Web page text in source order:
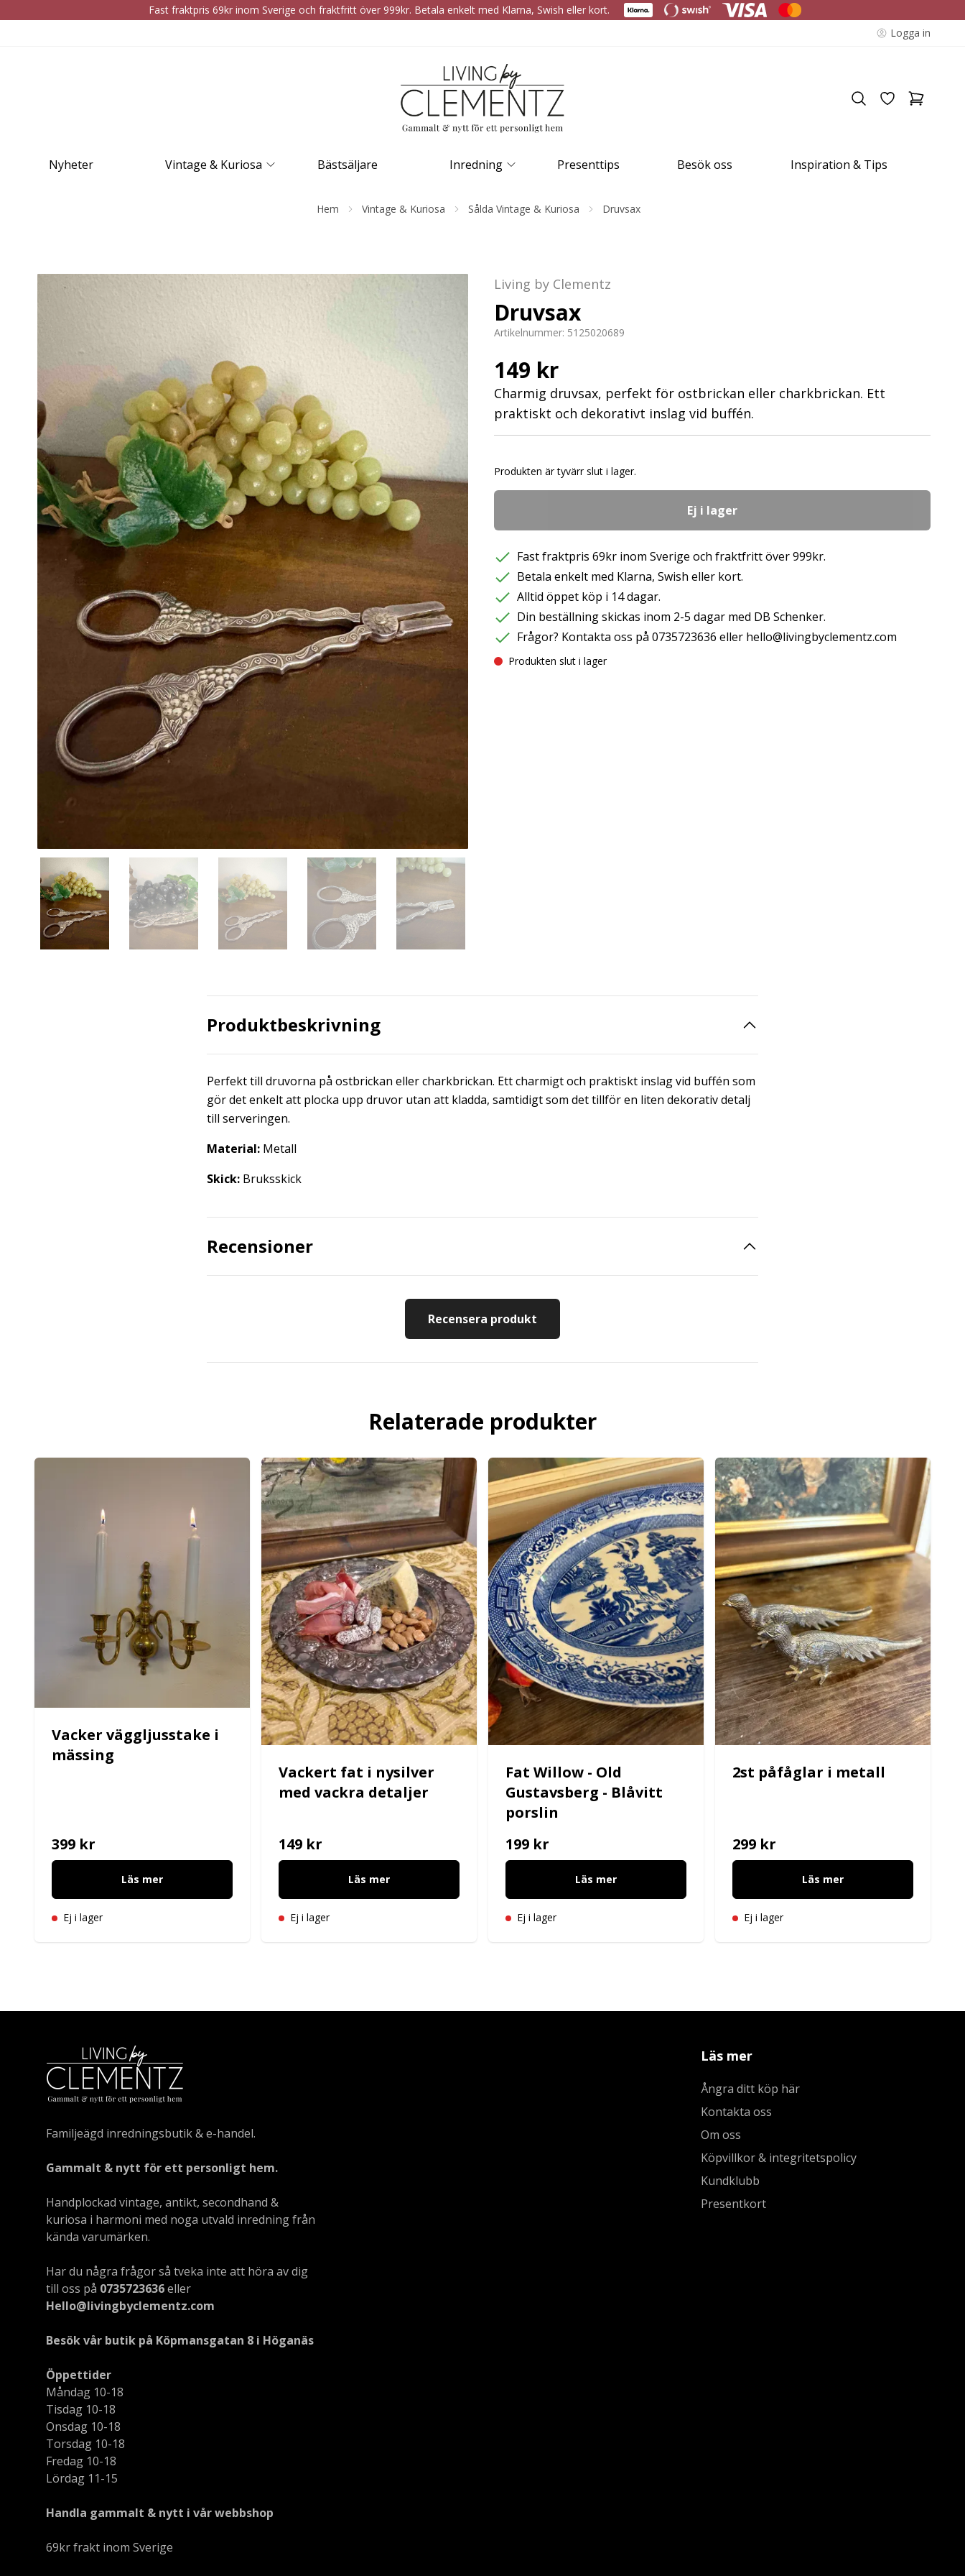
Fast fraktpris 69kr inom Sverige och fraktfritt över 999kr. Betala enkelt med Klarna, Swish eller kort.
Logga in
Nyheter Vintage & Kuriosa Bästsäljare Inredning Presenttips Besök oss Inspiration & Tips
Hem Vintage & Kuriosa Sålda Vintage & Kuriosa Druvsax
Living by Clementz
Druvsax
Artikelnummer: 5125020689
149 kr
Charmig druvsax, perfekt för ostbrickan eller charkbrickan. Ett
praktiskt och dekorativt inslag vid buffén.
Produkten är tyvärr slut i lager.
Ej i lager
Fast fraktpris 69kr inom Sverige och fraktfritt över 999kr.
Betala enkelt med Klarna, Swish eller kort.
Alltid öppet köp i 14 dagar.
Din beställning skickas inom 2-5 dagar med DB Schenker.
Frågor? Kontakta oss på 0735723636 eller hello@livingbyclementz.com
Produkten slut i lager
Produktbeskrivning
Perfekt till druvorna på ostbrickan eller charkbrickan. Ett charmigt och praktiskt inslag vid buffén som
gör det enkelt att plocka upp druvor utan att kladda, samtidigt som det tillför en liten dekorativ detalj
till serveringen.
Material: Metall
Skick: Bruksskick
Recensioner
Recensera produkt
Relaterade produkter
Vacker väggljusstake i
mässing
399 kr
Läs mer
Ej i lager
Vackert fat i nysilver
med vackra detaljer
149 kr
Läs mer
Ej i lager
Fat Willow - Old
Gustavsberg - Blåvitt
porslin
199 kr
Läs mer
Ej i lager
2st påfåglar i metall
299 kr
Läs mer
Ej i lager
Familjeägd inredningsbutik & e-handel.
Gammalt & nytt för ett personligt hem.
Handplockad vintage, antikt, secondhand &
kuriosa i harmoni med noga utvald inredning från
kända varumärken.
Har du några frågor så tveka inte att höra av dig
till oss på 0735723636eller
Hello@livingbyclementz.com
Besök vår butik på Köpmansgatan 8 i Höganäs
Öppettider
Måndag 10-18
Tisdag 10-18
Onsdag 10-18
Torsdag 10-18
Fredag 10-18
Lördag 11-15
Handla gammalt & nytt i vår webbshop
69kr frakt inom Sverige
Läs mer
Ångra ditt köp här
Kontakta oss
Om oss
Köpvillkor & integritetspolicy
Kundklubb
Presentkort